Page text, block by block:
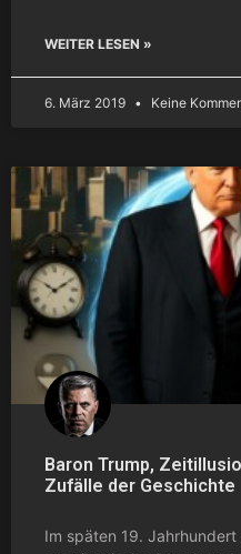
WEITER LESEN »
6. März 2019 Keine
Baron Trump,
Zufälle der Geschichte
Im späten 19.